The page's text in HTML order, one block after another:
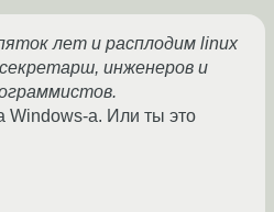
лет и расплодим linux
инженеров и
Windows-а. Или ты это